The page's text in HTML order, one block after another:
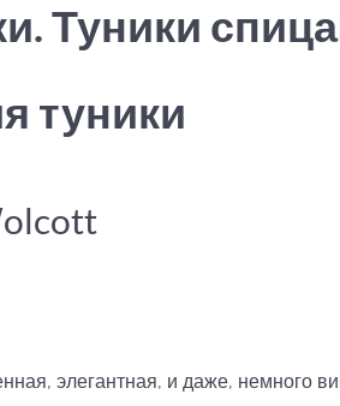
Туники
туники
элегантная, и даже, немного